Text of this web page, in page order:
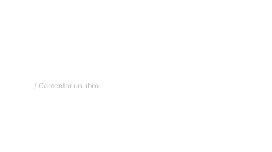
/ Comentar un libro